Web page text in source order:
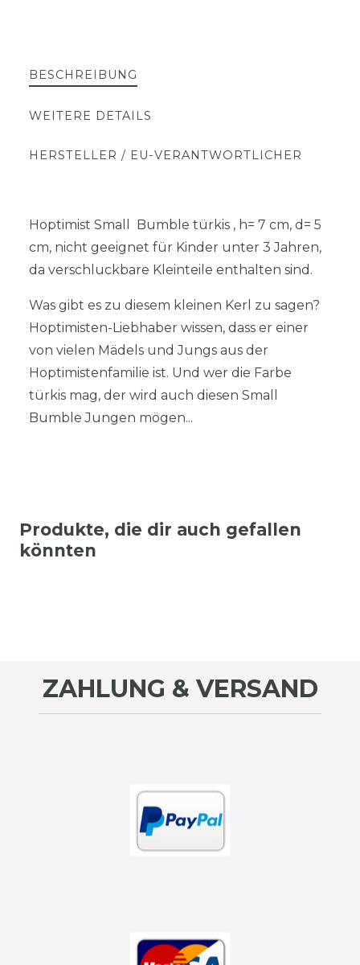
BESCHREIBUNG
WEITERE DETAILS
HERSTELLER / EU-VERANTWORTLICHER
Hoptimist Small Bumble türkis , h= 7 cm, d= 5
cm, nicht geeignet für Kinder unter 3 Jahren,
da verschluckbare Kleinteile enthalten sind.
Was gibt es zu diesem kleinen Kerl zu sagen?
Hoptimisten-Liebhaber wissen, dass er einer
von vielen Mädels und Jungs aus der
Hoptimistenfamilie ist. Und wer die Farbe
türkis mag, der wird auch diesen Small
Bumble Jungen mögen...
Produkte, die dir auch gefallen
könnten
ZAHLUNG & VERSAND